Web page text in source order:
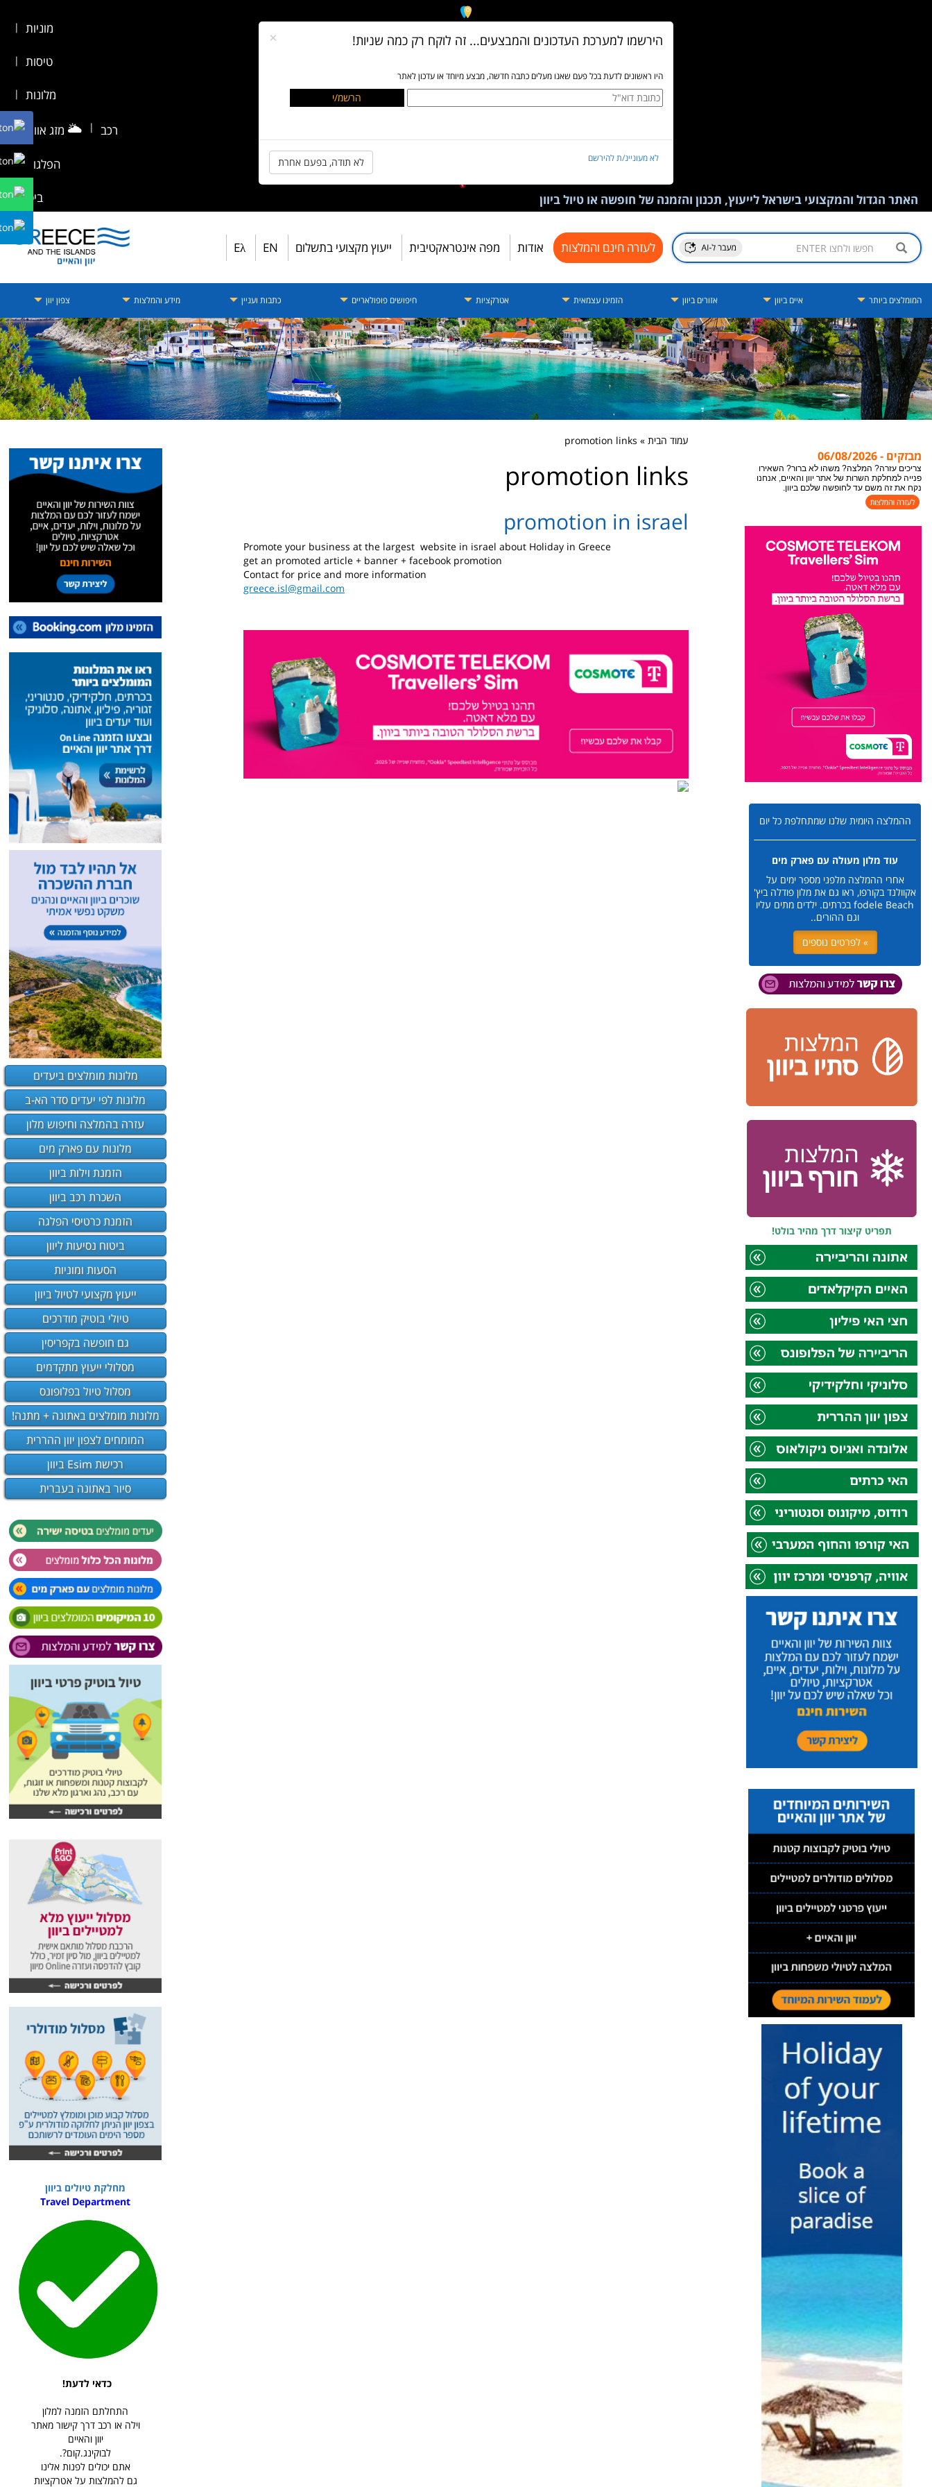
מוניות |
טיסות |
מלונות |
רכב |
🌥️ מזג אוויר |
הפלגות |
ביטוח האתר הגדול והמקצועי בישראל לייעוץ, תכנון והזמנה של חופשה או טיול ביוון
לעזרה חינם והמלצות אודות מפה אינטראקטיבית ייעוץ מקצועי בתשלום EN
Eλ
המומלצים ביותר איים ביוון אזורים ביוון הזמינו עצמאית אטרקציות חיפושים פופולאריים כתבות ועניין מידע והמלצות צפון יוון
עמוד הבית » promotion links
מבזקים - 06/08/2026
צריכים עזרה? המלצה? משהו לא ברור? השאירו
נקח את זה משם עד לחופשה שלכם ביוון.
אתר יוון והאיים מתעדכן במידע חדש כל הזמן, לקבלת
המידע העדכני ביותר לעמוד בו אתם נמצאים או
צופים, מומלץ לבצע ריפרש לעמוד "רענון".
ההמלצה היומית שלנו שמתחלפת כל יום
עוד מלון מעולה עם פארק מים
אחרי ההמלצה מלפני מספר ימים על
אקוולנד בקורפו, ראו גם את מלון פודלה ביץ'
fodele Beach בכרתים. ילדים מתים עליו
וגם ההורים..
» לפרטים נוספים
תפריט קיצור דרך מהיר בולט!
× הירשמו למערכת העדכונים והמבצעים... זה לוקח רק כמה שניות!
היו ראשונים לדעת בכל פעם שאנו מעלים כתבה חדשה, מבצע מיוחד או עדכון לאתר
לא מעוניינ/ת להירשם לא תודה, בפעם אחרת
promotion links
promotion in israel
Promote your business at the largest website in israel about Holiday in Greece
get an promoted article + banner + facebook promotion
Contact for price and more information
greece.isl@gmail.com
מלונות מומלצים ביעדים
מלונות לפי יעדים סדר הא-ב
עזרה בהמלצה וחיפוש מלון
מלונות עם פארק מים
הזמנת וילות ביוון
השכרת רכב ביוון
הזמנת כרטיסי הפלגה
ביטוח נסיעות ליוון
הסעות ומוניות
ייעוץ מקצועי לטיול ביוון
טיולי בוטיק מודרכים
גם חופשה בקפריסין
מסלולי ייעוץ מתקדמים
מסלול טיול בפלופונס
מלונות מומלצים באתונה + מתנה!
המומחים לצפון יוון ההררית
רכישת Esim ביוון
סיור באתונה בעברית
מחלקת טיולים ביוון
Travel Department
כדאי לדעת!
התחלתם הזמנה למלון
וילה או רכב דרך קישור מאתר
יוון והאיים
לבוקינג.קום?.
אתם יכולים לפנות אלינו
גם להמלצות על אטרקציות